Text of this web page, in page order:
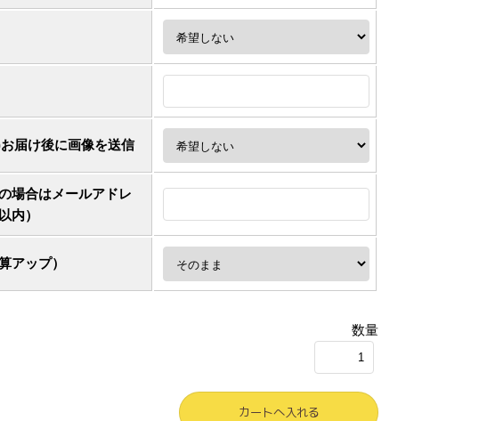
届け後に画像を送信
場合はメールアドレ
内）
アップ）
数量